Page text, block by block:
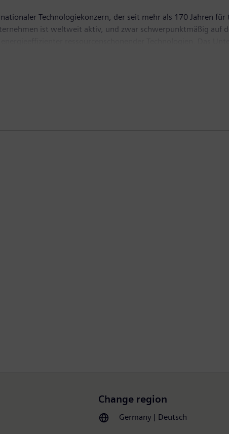
Technologiekonzern, der seit mehr als 170 Jahren
ist weltweit aktiv, und zwar schwerpunktmäßig auf
Pionier bei Infrastrukturlösungen sowie bei
Change region
Germany | Deutsch